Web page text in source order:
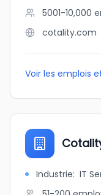
5001-10,000
cotality.com
Voir les emplois
Industrie: IT